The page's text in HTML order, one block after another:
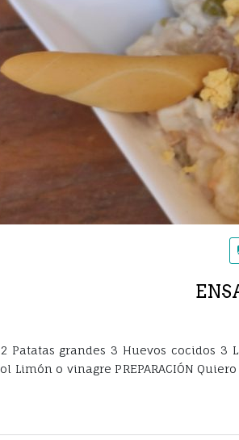
2 Patatas grandes 3 Huevos
Limón o vinagre PREPARACIÓN